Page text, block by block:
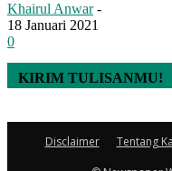
Khairul Anwar -
18 Januari 2021
0
KIRIM TULISANMU!
Disclaimer Tentang